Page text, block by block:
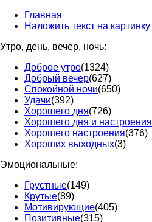
Главная
Наложить текст на картинку
Утро, день, вечер, ночь:
Доброе утро(1324)
Добрый вечер(627)
Спокойной ночи(650)
Удачи(392)
Хорошего дня(726)
Хорошего дня и настроения
Хорошего настроения(376)
Хороших выходных(3)
Эмоциональные:
Грустные(149)
Крутые(89)
Мотивирующие(405)
Позитивные(315)